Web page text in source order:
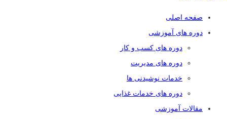
صفحه اصلی
دوره های آموزشی
دوره های کسب و کار
دوره های مدیریت
خدمات نوشیدنی ها
دوره های خدمات غذایی
مقالات آموزشی